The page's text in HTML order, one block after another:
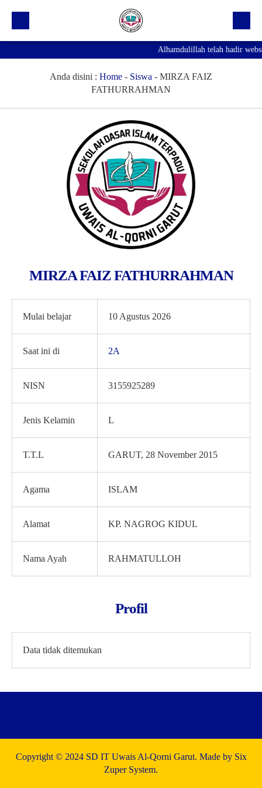
Profil Sekolah
Kegiatan Ekskul
Pengumuman
Alhamdulillah telah hadir
Anda disini : Home - Siswa - MIRZA FAIZ
FATHURRAHMAN
MIRZA FAIZ FATHURRAHMAN
Mulai belajar 10 Agustus 2026
Saat ini di 2A
NISN 3155925289
Jenis Kelamin L
T.T.L GARUT, 28 November 2015
Agama ISLAM
Alamat KP. NAGROG KIDUL
Nama Ayah RAHMATULLOH
Profil
Data tidak ditemukan
Copyright © 2024 SD IT Uwais Al-Qorni Garut. Made by Six
Zuper System.